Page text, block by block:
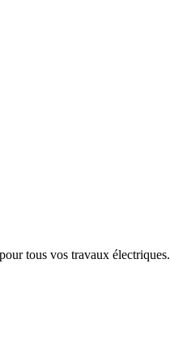
tous vos travaux électriques.